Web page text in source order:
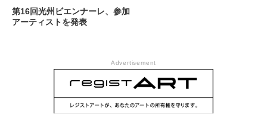
第16回光州ビエンナーレ、参加
アーティストを発表
Advertisement